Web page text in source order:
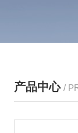
产品中心 /